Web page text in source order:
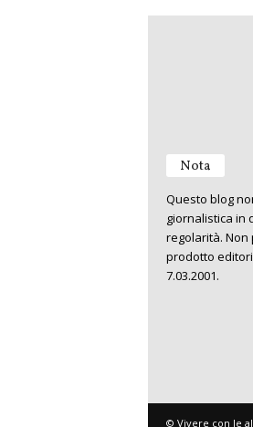
Nota
Questo blog
giornalistica in
regolarità.
prodotto
7.03.2001.
© Vivere con le